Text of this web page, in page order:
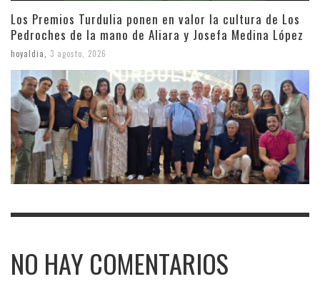
Los Premios Turdulia ponen en valor la cultura de Los
Pedroches de la mano de Aliara y Josefa Medina López
hoyaldia, 3 agosto, 2026
NO HAY COMENTARIOS